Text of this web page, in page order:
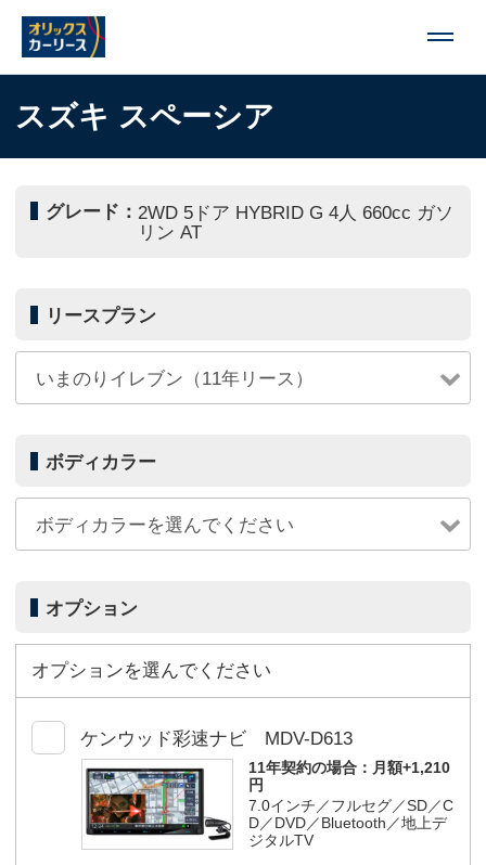
スズキ スペーシア
グレード： 2WD 5ドア HYBRID G 4人 660cc ガソ
リン AT
リースプラン
ボディカラー
オプション
オプションを選んでください
ケンウッド彩速ナビ MDV-D613
11年契約の場合： 月額+1,210
円
7.0インチ／フルセグ／SD／C
D／DVD／Bluetooth／地上デ
ジタルTV